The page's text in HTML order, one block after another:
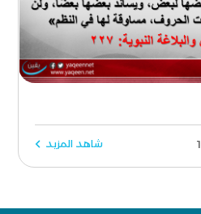
شاهد المزيد